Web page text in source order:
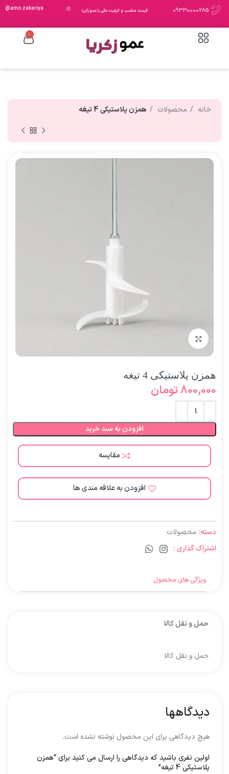
09330000285 قیمت مناسب و کیفیت عالی با عمو زکریا amo.zakariya@
0
خانه محصولات همزن پلاستیکی 4 تیغه
همزن پلاستیکی 4 تیغه
800,000تومان
افزودن به سبد خرید
مقایسه
افزودن به علاقه مندی ها
دسته: محصولات
اشتراک گذاری :
ویژگی های محصول
حمل و نقل کالا
حمل و نقل کالا
دیدگاهها
هیچ دیدگاهی برای این محصول نوشته نشده است.
اولین نفری باشید که دیدگاهی را ارسال می کنید برای “همزن
پلاستیکی 4 تیغه”